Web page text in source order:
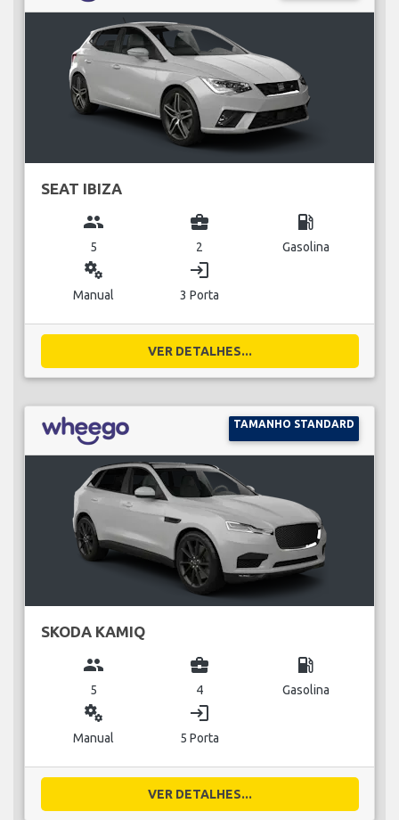
SEAT IBIZA
group
5
business_center
2
local_gas_station
Gasolina
miscellaneous_services
Manual
login
3 Porta
VER DETALHES...
TAMANHO STANDARD
SKODA KAMIQ
group
5
business_center
4
local_gas_station
Gasolina
miscellaneous_services
Manual
login
5 Porta
VER DETALHES...